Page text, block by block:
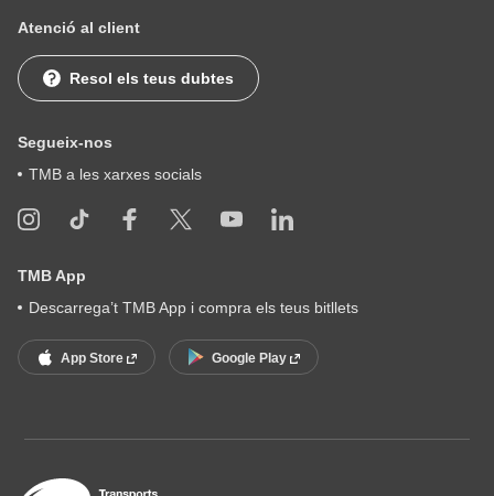
Atenció al client
Resol els teus dubtes
Segueix-nos
TMB a les xarxes socials
TMB App
Descarrega’t TMB App i compra els teus bitllets
App Store Google Play